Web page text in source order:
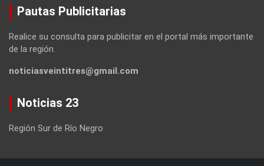
Pautas Publicitarias
Realice su consulta para publicitar en el portal más importante
de la región.
noticiasveintitres@gmail.com
Noticias 23
Región Sur de Río Negro